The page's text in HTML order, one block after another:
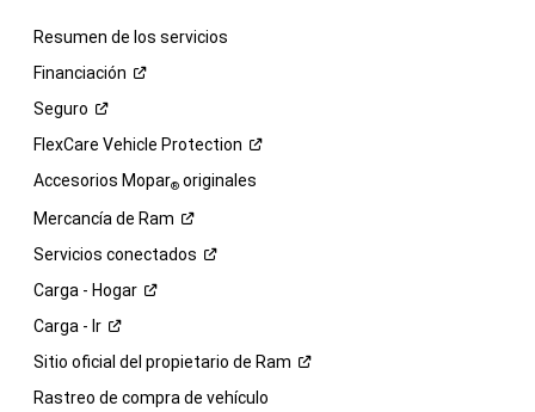
Resumen de los servicios
Financiación
Seguro
FlexCare Vehicle Protection
Accesorios Mopar®originales
Mercancía de Ram
Servicios conectados
Carga - Hogar
Carga - Ir
Sitio oficial del propietario de Ram
Rastreo de compra de vehículo